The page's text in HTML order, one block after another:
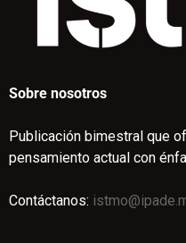
Sobre nosotros
Publicación bimestral que
pensamiento actual con
Contáctanos: